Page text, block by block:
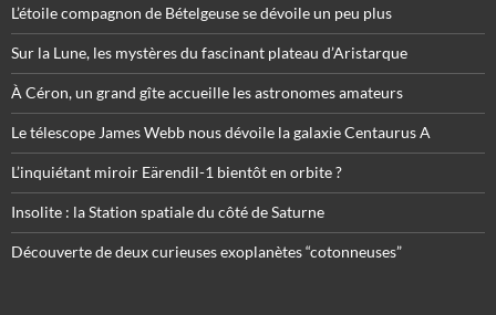
L’étoile compagnon de Bételgeuse se dévoile un peu plus
Sur la Lune, les mystères du fascinant plateau d’Aristarque
À Céron, un grand gîte accueille les astronomes amateurs
Le télescope James Webb nous dévoile la galaxie Centaurus A
L’inquiétant miroir Eärendil-1 bientôt en orbite ?
Insolite : la Station spatiale du côté de Saturne
Découverte de deux curieuses exoplanètes “cotonneuses”